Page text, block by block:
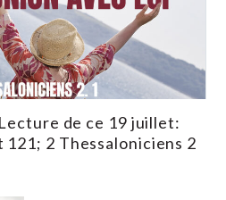
de ce 19 juillet:
121; 2 Thessaloniciens 2